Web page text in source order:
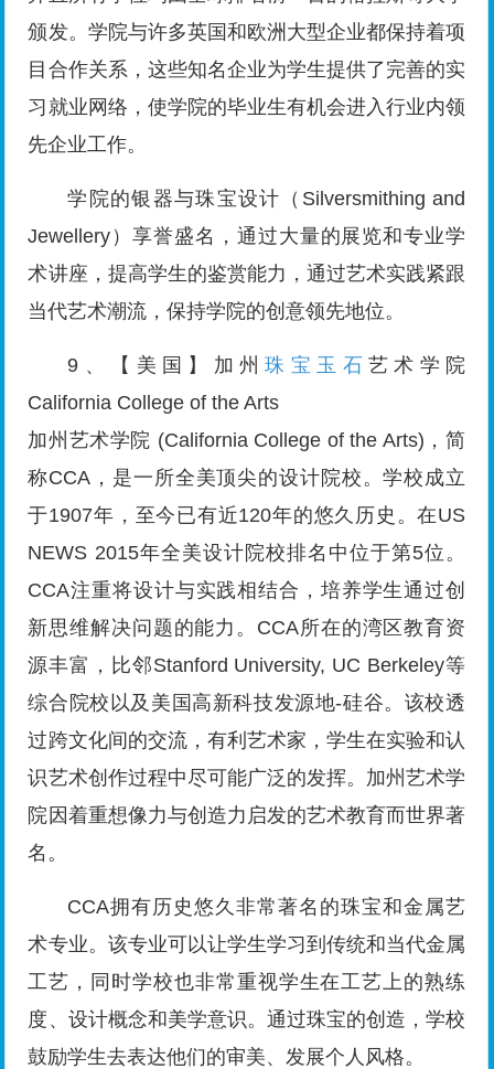
颁发。学院与许多英国和欧洲大型企业都保持着项
目合作关系，这些知名企业为学生提供了完善的实
习就业网络，使学院的毕业生有机会进入行业内领
先企业工作。
学院的银器与珠宝设计（Silversmithing and
Jewellery）享誉盛名，通过大量的展览和专业学
术讲座，提高学生的鉴赏能力，通过艺术实践紧跟
当代艺术潮流，保持学院的创意领先地位。
9、【美国】加州珠宝玉石 艺术学院
California College of the Arts
加州艺术学院 (California College of the Arts)，简
称CCA，是一所全美顶尖的设计院校。学校成立
于1907年，至今已有近120年的悠久历史。在US
NEWS 2015年全美设计院校排名中位于第5位。
CCA注重将设计与实践相结合，培养学生通过创
新思维解决问题的能力。CCA所在的湾区教育资
源丰富，比邻Stanford University, UC Berkeley等
综合院校以及美国高新科技发源地-硅谷。该校透
过跨文化间的交流，有利艺术家，学生在实验和认
识艺术创作过程中尽可能广泛的发挥。加州艺术学
院因着重想像力与创造力启发的艺术教育而世界著
名。
CCA拥有历史悠久非常著名的珠宝和金属艺
术专业。该专业可以让学生学习到传统和当代金属
工艺，同时学校也非常重视学生在工艺上的熟练
度、设计概念和美学意识。通过珠宝的创造，学校
鼓励学生去表达他们的审美、发展个人风格。